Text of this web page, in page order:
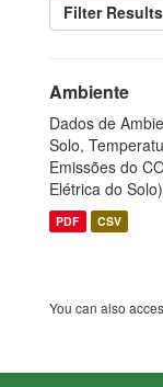
Filter Results
Ambiente
Dados de
Solo,
Emissões do
Elétrica do
PDF CSV
You can also